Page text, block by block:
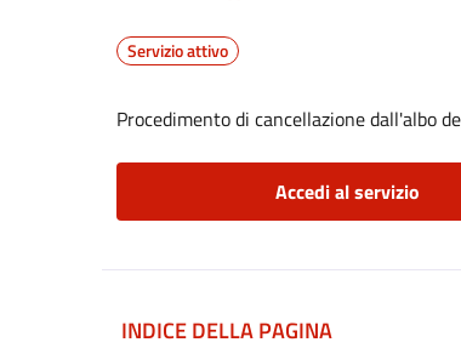
Servizio attivo
Procedimento di cancellazione dall'albo
Accedi al servizio
INDICE DELLA PAGINA